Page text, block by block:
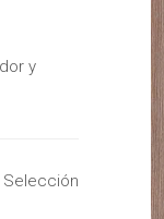
y
Selección